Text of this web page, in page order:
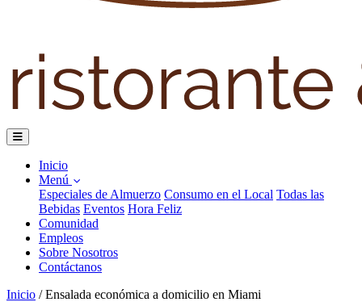
Inicio
Menú
Especiales de Almuerzo Consumo en el Local Todas las
Bebidas Eventos Hora Feliz
Comunidad
Empleos
Sobre Nosotros
Contáctanos
Inicio / Ensalada económica a domicilio en Miami